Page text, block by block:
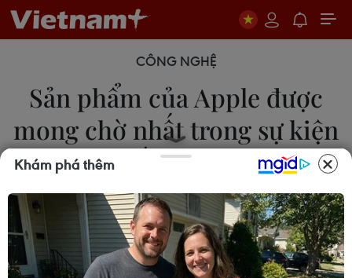
CÔNG NGHỆ
Sản phẩm của Apple được
mong chờ nhất trong sự kiện
ra mắt ngày 14/9
15/09/2021 14:04
Theo khảo sát, Apple Watch Series 7 là sản phẩm
được mong chờ nhất trong sự kiện trình làng sản
Khám phá thêm